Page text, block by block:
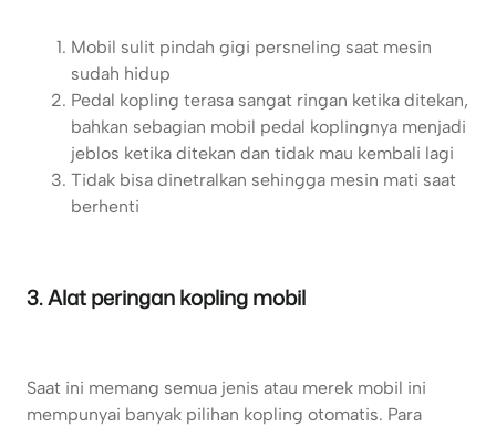
Mobil sulit pindah gigi persneling saat mesin
sudah hidup
Pedal kopling terasa sangat ringan ketika ditekan,
bahkan sebagian mobil pedal koplingnya menjadi
jeblos ketika ditekan dan tidak mau kembali lagi
Tidak bisa dinetralkan sehingga mesin mati saat
berhenti
3. Alat peringan kopling mobil
Saat ini memang semua jenis atau merek mobil ini
mempunyai banyak pilihan kopling otomatis. Para